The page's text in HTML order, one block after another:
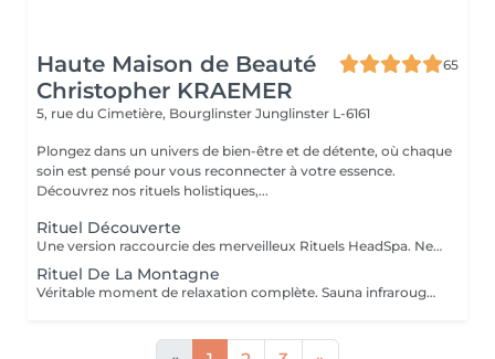
Haute Maison de Beauté
Christopher KRAEMER
65
5, rue du Cimetière, Bourglinster Junglinster L-6161
Plongez dans un univers de bien-être et de détente, où chaque
soin est pensé pour vous reconnecter à votre essence.
Découvrez nos rituels holistiques,...
Rituel Découverte
Une version raccourcie des merveilleux Rituels HeadSpa. Ne comprend pas : sauna + Douche, Bol d'air Jacquier et Fauteuil massant Shiatsu. Le soin comprend : Application d'huiles précieuses, hammam de la tête, bains rythmés avec méditation guidée, shampooing, massage crânien 20 min, cascade, rinçage avec une infusion Biologique, pulvérisation faciale Cette prestation ne comprend pas le coiffage. Veuillez préciser en note lors de la prise de rendez-vous, quel rituel vous souhaitez faire en version découverte (Montagne, Fleurs, Norvégien, Marin ou Méditerranéen )
Rituel De La Montagne
Véritable moment de relaxation complète. Sauna infrarouge, Massage shiatsu, bol d'air jacquier, douche. Onction du huiles précieuses, hammam crânien et facial, bains rythmés avec méditation guidée, exercices de sophrologie, shampooing, pose de masque et massage crânien, rituel de la cascade, rinçage à l'infusion de plantes qui clôture le soin. Ne comprend pas le séchage des cheveux.